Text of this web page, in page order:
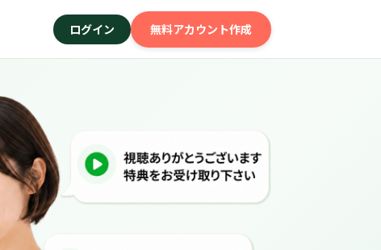
ログイン 無料アカウント作成